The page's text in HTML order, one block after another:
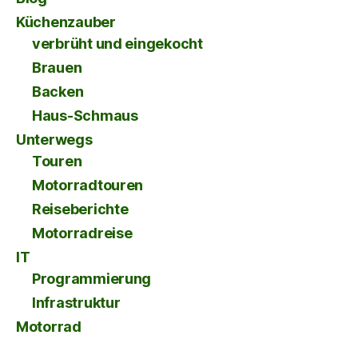
Küchenzauber
verbrüht und eingekocht
Brauen
Backen
Haus-Schmaus
Unterwegs
Touren
Motorradtouren
Reiseberichte
Motorradreise
IT
Programmierung
Infrastruktur
Motorrad